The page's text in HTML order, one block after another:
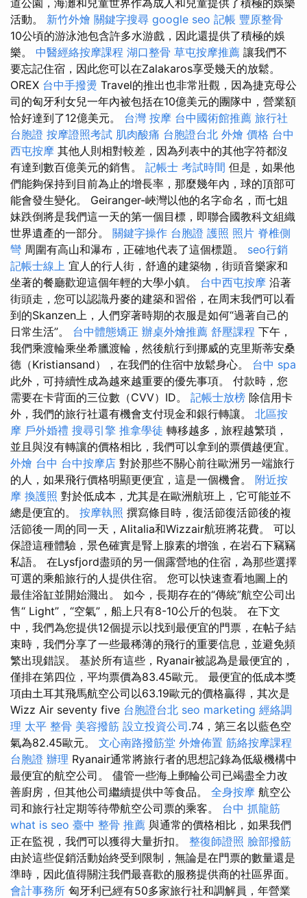
道公園，海灘和兒童世界作為成人和兒童提供了積極的娛樂
活動。 新竹外燴 關鍵字搜尋 google seo 記帳 豐原整骨
10公頃的游泳池包含許多水游戲，因此還提供了積極的娛
樂。 中醫經絡按摩課程 湖口整骨 草屯按摩推薦 讓我們不
要忘記住宿，因此您可以在Zalakaros享受幾天的放鬆。
OREX 台中手撥燙 Travel的推出也非常壯觀，因為捷克母公
司的匈牙利女兒一年內被包括在10億美元的團隊中，營業額
恰好達到了12億美元。 台灣 按摩 台中國術館推薦 旅行社
台胞證 按摩證照考試 肌肉酸痛 台胞證台北 外燴 價格 台中
西屯按摩 其他人則相對較差，因為列表中的其他字符都沒
有達到數百億美元的銷售。 記帳士 考試時間 但是，如果他
們能夠保持到目前為止的增長率，那麼幾年內，球的頂部可
能會發生變化。 Geiranger-峽灣以他的名字命名，而七姐
妹跌倒將是我們這一天的第一個目標，即聯合國教科文組織
世界遺產的一部分。 關鍵字操作 台胞證 護照 照片 脊椎側
彎 周圍有高山和瀑布，正確地代表了這個標題。 seo行銷
記帳士線上 宜人的行人街，舒適的建築物，街頭音樂家和
坐著的餐廳歡迎這個年輕的大學小鎮。 台中西屯按摩 沿著
街頭走，您可以認識丹麥的建築和習俗，在周末我們可以看
到的Skanzen上，人們穿著時期的衣服是如何“過著自己的
日常生活”。 台中體態矯正 辦桌外燴推薦 舒壓課程 下午，
我們乘渡輪乘坐希臘渡輪，然後航行到挪威的克里斯蒂安桑
德（Kristiansand），在我們的住宿中放鬆身心。 台中 spa
此外，可持續性成為越來越重要的優先事項。 付款時，您
需要在卡背面的三位數（CVV）ID。 記帳士放榜 除信用卡
外，我們的旅行社還有機會支付現金和銀行轉讓。 北區按
摩 戶外婚禮 搜尋引擎 推拿學徒 轉移越多，旅程越繁瑣，
並且與沒有轉讓的價格相比，我們可以拿到的票價越便宜。
外燴 台中 台中按摩店 對於那些不關心前往歐洲另一端旅行
的人，如果飛行價格明顯更便宜，這是一個機會。 附近按
摩 換護照 對於低成本，尤其是在歐洲航班上，它可能並不
總是便宜的。 按摩執照 撰寫條目時，復活節復活節後的複
活節後一周的同一天，Alitalia和Wizzair航班將花費。 可以
保證這種體驗，景色確實是腎上腺素的增強，在岩石下竊竊
私語。 在Lysfjord盡頭的另一個露營地的住宿，為那些選擇
可選的乘船旅行的人提供住宿。 您可以快速查看地圖上的
最佳浴缸並開始濺出。 如今，長期存在的“傳統”航空公司出
售“ Light”，“空氣”，船上只有8-10公斤的包裝。 在下文
中，我們為您提供12個提示以找到最便宜的門票，在帖子結
束時，我們分享了一些最稀薄的飛行的重要信息，並避免頻
繁出現錯誤。 基於所有這些，Ryanair被認為是最便宜的，
僅排在第四位，平均票價為83.45歐元。 最便宜的低成本獎
項由土耳其飛馬航空公司以63.19歐元的價格贏得，其次是
Wizz Air seventy five 台胞證台北 seo marketing 經絡調
理 太平 整骨 美容撥筋 設立投資公司.74，第三名以藍色空
氣為82.45歐元。 文心南路撥筋堂 外燴佈置 筋絡按摩課程
台胞證 辦理 Ryanair通常將旅行者的思想記錄為低級機構中
最便宜的航空公司。 儘管一些海上郵輪公司已竭盡全力改
善廚房，但其他公司繼續提供中等食品。 全身按摩 航空公
司和旅行社定期等待帶航空公司票的乘客。 台中 抓龍筋
what is seo 臺中 整骨 推薦 與通常的價格相比，如果我們
正在監視，我們可以獲得大量折扣。 整復師證照 臉部撥筋
由於這些促銷活動始終受到限制，無論是在門票的數量還是
準時，因此值得關注我們最喜歡的服務提供商的社區界面。
會計事務所 匈牙利已經有50多家旅行社和調解員，年營業